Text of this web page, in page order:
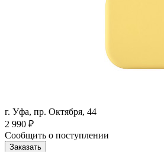
г. Уфа, пр. Октября, 44
2 990 ₽
Сообщить о поступлении
Заказать